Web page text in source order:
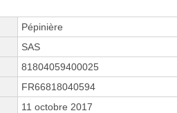
Pépinière
SAS
81804059400025
FR66818040594
11 octobre 2017